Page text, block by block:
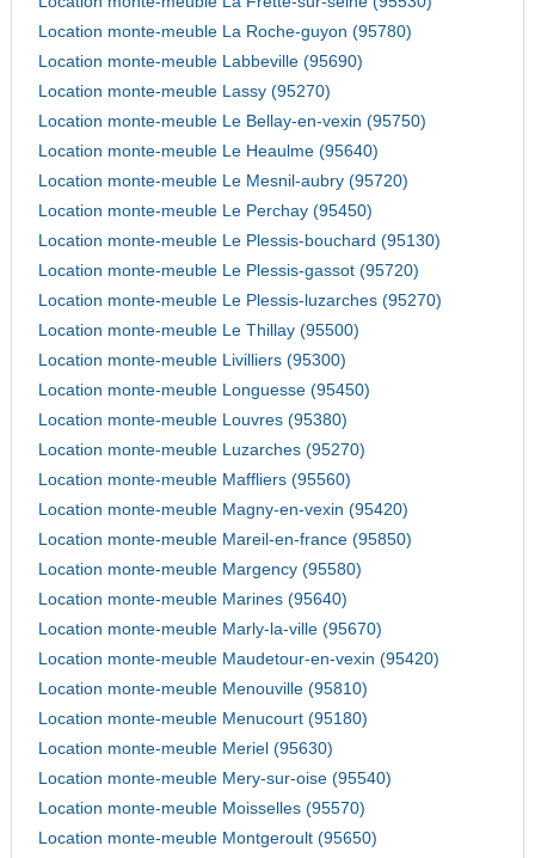
Location monte-meuble La Roche-guyon (95780)
Location monte-meuble Labbeville (95690)
Location monte-meuble Lassy (95270)
Location monte-meuble Le Bellay-en-vexin (95750)
Location monte-meuble Le Heaulme (95640)
Location monte-meuble Le Mesnil-aubry (95720)
Location monte-meuble Le Perchay (95450)
Location monte-meuble Le Plessis-bouchard (95130)
Location monte-meuble Le Plessis-gassot (95720)
Location monte-meuble Le Plessis-luzarches (95270)
Location monte-meuble Le Thillay (95500)
Location monte-meuble Livilliers (95300)
Location monte-meuble Longuesse (95450)
Location monte-meuble Louvres (95380)
Location monte-meuble Luzarches (95270)
Location monte-meuble Maffliers (95560)
Location monte-meuble Magny-en-vexin (95420)
Location monte-meuble Mareil-en-france (95850)
Location monte-meuble Margency (95580)
Location monte-meuble Marines (95640)
Location monte-meuble Marly-la-ville (95670)
Location monte-meuble Maudetour-en-vexin (95420)
Location monte-meuble Menouville (95810)
Location monte-meuble Menucourt (95180)
Location monte-meuble Meriel (95630)
Location monte-meuble Mery-sur-oise (95540)
Location monte-meuble Moisselles (95570)
Location monte-meuble Montgeroult (95650)